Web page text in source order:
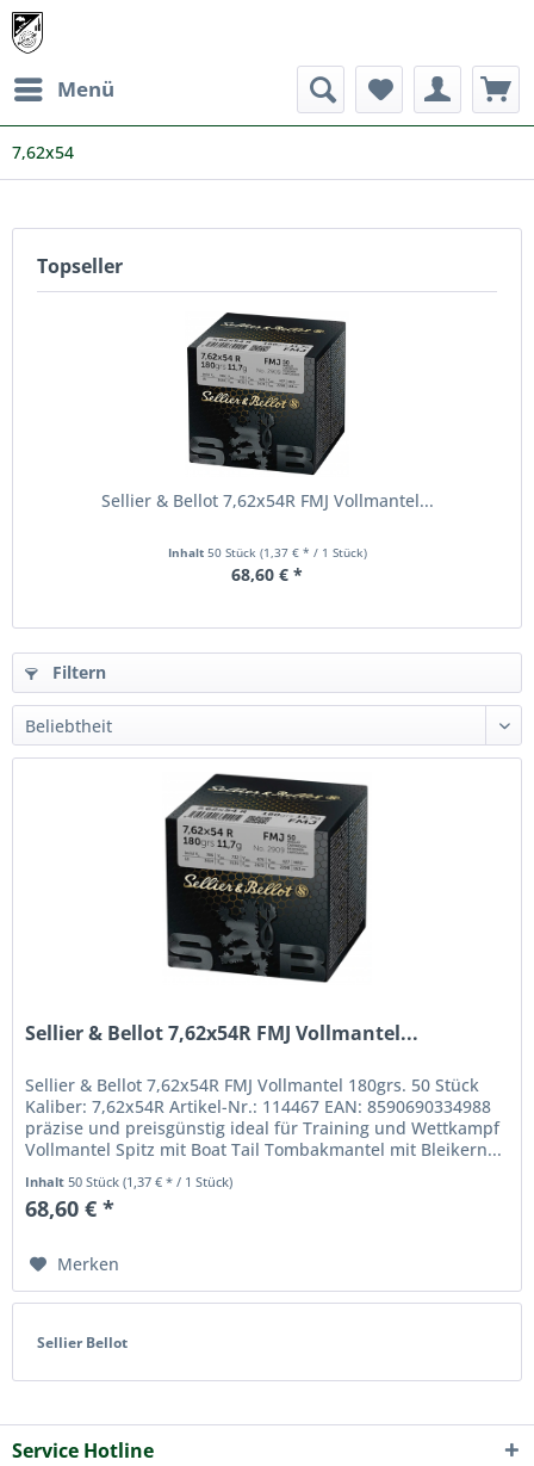
Menü
7,62x54
Topseller
Sellier & Bellot 7,62x54R FMJ Vollmantel...
Inhalt 50 Stück (1,37 € * / 1 Stück)
68,60 € *
Filtern
Sellier & Bellot 7,62x54R FMJ Vollmantel...
Sellier & Bellot 7,62x54R FMJ Vollmantel 180grs. 50 Stück
Kaliber: 7,62x54R Artikel-Nr.: 114467 EAN: 8590690334988
präzise und preisgünstig ideal für Training und Wettkampf
Vollmantel Spitz mit Boat Tail Tombakmantel mit Bleikern...
Inhalt50 Stück(1,37 € * / 1 Stück)
68,60 € *
Merken
Sellier Bellot
Service Hotline